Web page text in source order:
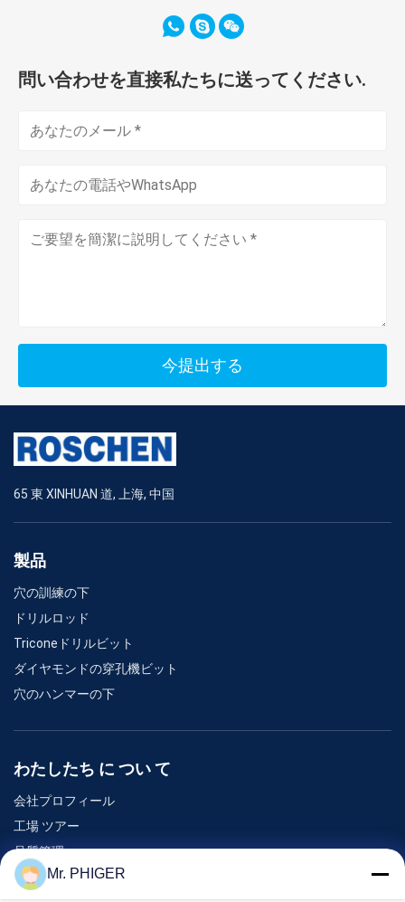
問い合わせを直接私たちに送ってください.
今提出する
65 東 XINHUAN 道, 上海, 中国
製品
穴の訓練の下
ドリルロッド
Triconeドリルビット
ダイヤモンドの穿孔機ビット
穴のハンマーの下
わたしたち に つい て
会社プロフィール
工場 ツアー
品質管理
地図
Mr. PHIGER